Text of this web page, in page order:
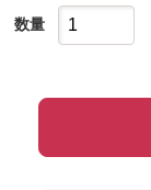
数量